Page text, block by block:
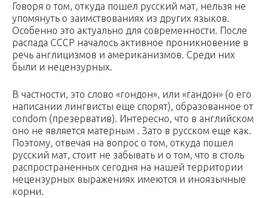
Говоря о том, откуда пошел русский мат, нельзя не
упомянуть о заимствованиях из других языков.
Особенно это актуально для современности. После
распада СССР началось активное проникновение в
речь англицизмов и американизмов. Среди них
были и нецензурных.
В частности, это слово «гондон», или «гандон» (о его
написании лингвисты еще спорят), образованное от
condom (презерватив). Интересно, что в английском
оно не является матерным . Зато в русском еще как.
Поэтому, отвечая на вопрос о том, откуда пошел
русский мат, стоит не забывать и о том, что в столь
распространенных сегодня на нашей территории
нецензурных выражениях имеются и иноязычные
корни.